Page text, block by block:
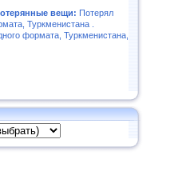
вещи: Потерял
Туркменистана .
формата, Туркменистана,